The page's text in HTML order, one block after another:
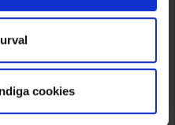
cookies
11,90 €